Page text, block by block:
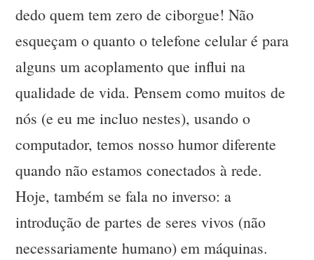
dedo quem tem zero de ciborgue! Não
esqueçam o quanto o telefone celular é para
alguns um acoplamento que influi na
qualidade de vida. Pensem como muitos de
nós (e eu me incluo nestes), usando o
computador, temos nosso humor diferente
quando não estamos conectados à rede.
Hoje, também se fala no inverso: a
introdução de partes de seres vivos (não
necessariamente humano) em máquinas.